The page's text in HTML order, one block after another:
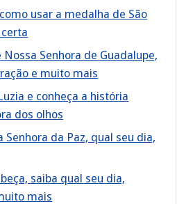
usar a medalha de São
Senhora de Guadalupe,
e muito mais
e conheça a história
dos olhos
Senhora da Paz, qual seu dia,
saiba qual seu dia,
mais